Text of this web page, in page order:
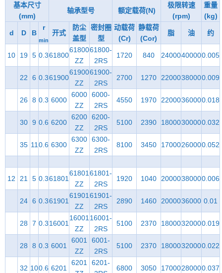
基本尺寸
(mm)
轴承型号 额定载荷(N)
极限转速
(rpm)
重量
(kg)
d D B
r
min
开式
防尘
盖型
密封圈
型
动载荷
(Cr)
静载荷
(Cor)
脂 油 约
10 19 5 0.361800
61800
ZZ
61800-
2RS
1720 840 24000400000.005
22 6 0.361900
61900
ZZ
61900-
2RS
2700 1270 22000380000.009
26 8 0.3 6000
6000
ZZ
6000-
2RS
4550 1970 22000360000.018
30 9 0.6 6200
6200
ZZ
6200-
2RS
5100 2390 18000300000.032
35 110.6 6300
6300
ZZ
6300-
2RS
8100 3450 17000260000.052
12 21 5 0.361801
61801
ZZ
61801-
2RS
1920 1040 20000380000.006
24 6 0.361901
61901
ZZ
61901-
2RS
2890 1460 2000036000 0.01
28 7 0.316001
16001
ZZ
16001-
2RS
5100 2370 18000320000.019
28 8 0.3 6001
6001
ZZ
6001-
2RS
5100 2370 18000320000.022
32 100.6 6201
6201 6201-
6800 3050 17000280000.037